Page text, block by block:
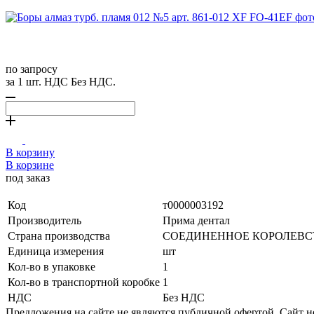
по запросу
за 1 шт. НДС Без НДС.
В корзину
В корзине
под заказ
Код
т0000003192
Производитель
Прима дентал
Страна производства
СОЕДИНЕННОЕ
Единица измерения
шт
Кол-во в упаковке
1
Кол-во в транспортной коробке 1
НДС
Без НДС